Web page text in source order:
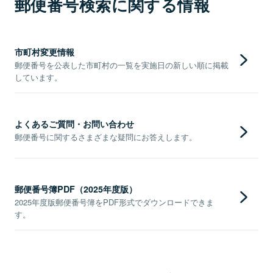
郵便番号検索に関する情報
市町村変更情報
郵便番号を公表した市町村の一覧を実施日の新しい順に掲載
しています。
よくあるご質問・お問い合わせ
郵便番号に関するさまざまな疑問にお答えします。
郵便番号簿PDF（2025年度版）
2025年度版郵便番号簿をPDF形式でダウンロードできま
す。